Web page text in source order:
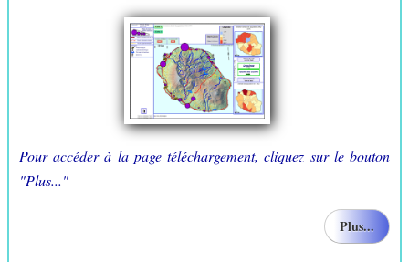
Pour accéder à la page téléchargement, cliquez sur le bouton
"Plus..."
Plus...